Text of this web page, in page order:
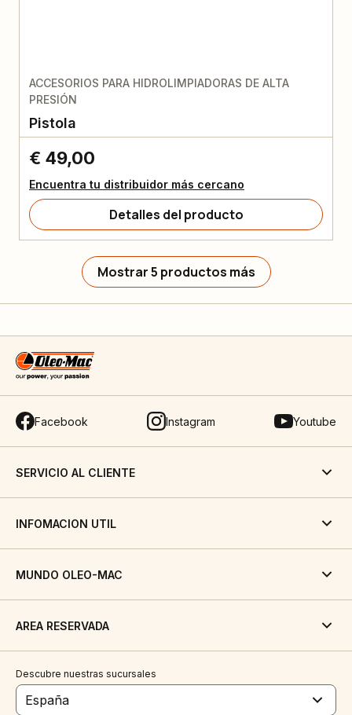
ACCESORIOS PARA HIDROLIMPIADORAS DE ALTA
PRESIÓN
Pistola
€ 49,00
Encuentra tu distribuidor más cercano
Detalles del producto
Mostrar 5 productos más
Facebook Instagram Youtube
SERVICIO AL CLIENTE
INFOMACION UTIL
MUNDO OLEO-MAC
AREA RESERVADA
Descubre nuestras sucursales
España